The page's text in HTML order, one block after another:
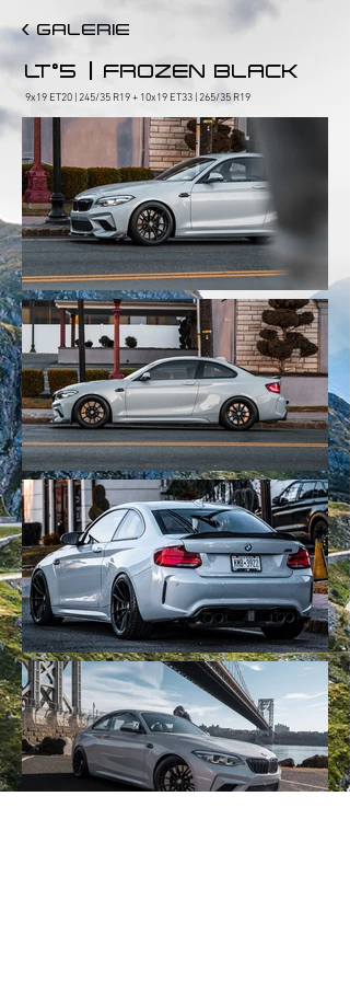
< GALERIE
LT°5 FROZEN BLACK
9x19 ET20 | 245/35 R19 + 10x19 ET33 | 265/35 R19